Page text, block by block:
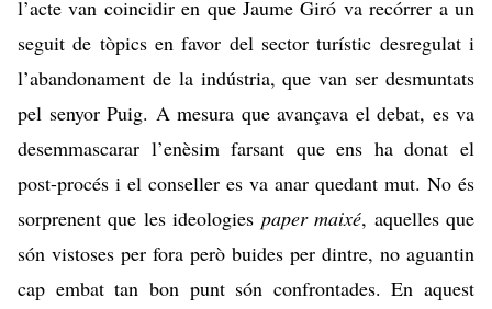
l’acte van coincidir en que Jaume Giró va recórrer a un
seguit de tòpics en favor del sector turístic desregulat i
l’abandonament de la indústria, que van ser desmuntats
pel senyor Puig. A mesura que avançava el debat, es va
desemmascarar l’enèsim farsant que ens ha donat el
post-procés i el conseller es va anar quedant mut. No és
sorprenent que les ideologies paper maixé, aquelles que
són vistoses per fora però buides per dintre, no aguantin
cap embat tan bon punt són confrontades. En aquest